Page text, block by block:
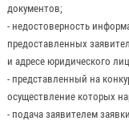
документов;
- недостоверность
предоставленных
и адресе юридического
- представленный на
осуществление которых
- подача заявителем